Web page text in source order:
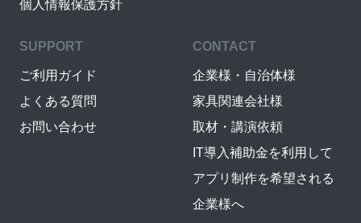
個人情報保護方針
SUPPORT
ご利用ガイド
よくある質問
お問い合わせ
CONTACT
企業様・自治体様
家具関連会社様
取材・講演依頼
IT導入補助金を利用して
アプリ制作を希望される
企業様へ